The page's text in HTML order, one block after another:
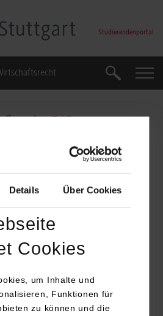
Details Über Cookies
Cookies
um Inhalte und
Funktionen für
zu können und die
Studierendenportal
Suche
Werner